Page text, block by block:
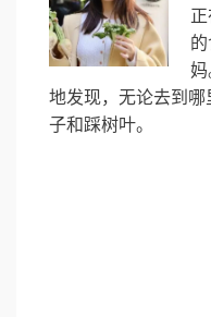
地发现，无论去到
子和踩树叶。